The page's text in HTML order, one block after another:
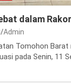
dalam
Admin
Tomohon Barat
pada Senin, 11